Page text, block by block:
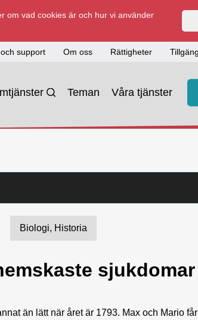
om vad cookies är och hur vi använder
support Om oss Rättigheter
Teman Våra tjänster
Biologi, Historia
sjukdomar
än lätt när året är 1793. Max och Mario